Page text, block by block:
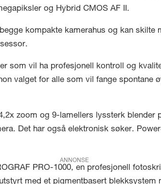
og Hybrid CMOS AF II.
kompakte kamerahus og kan
som vil ha profesjonell kontroll og
valget for alle som vil fange spontane
zoom og 9-lamellers lyssterk blender
Det har også elektronisk søker.
ANNONSE
PRO-1000, en profesjonell
med et pigmentbasert blekksystem